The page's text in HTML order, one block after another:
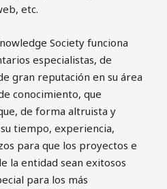
etc.
Society funciona
especialistas, de
gran reputación en su área
conocimiento, que
de forma altruista y
tiempo, experiencia,
para que los proyectos e
la entidad sean exitosos
para los más